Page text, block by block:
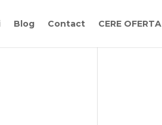
Blog Contact CERE OFERTA